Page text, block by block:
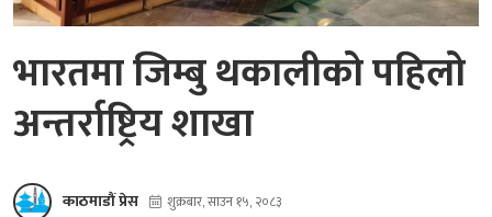
भारतमा जिम्बु थकालीको पहिलो
अन्तर्राष्ट्रिय शाखा
काठमाडौं प्रेस शुक्रबार, साउन १५, २०८३